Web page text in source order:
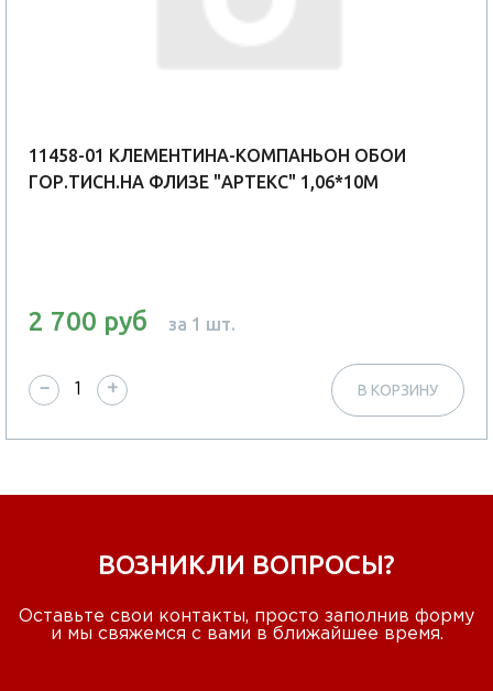
11458-01 КЛЕМЕНТИНА-КОМПАНЬОН ОБОИ
ГОР.ТИСН.НА ФЛИЗЕ "АРТЕКС" 1,06*10М
2 700 руб за 1 шт.
− + В КОРЗИНУ
ВОЗНИКЛИ ВОПРОСЫ?
Оставьте свои контакты, просто заполнив форму
и мы свяжемся с вами в ближайшее время.